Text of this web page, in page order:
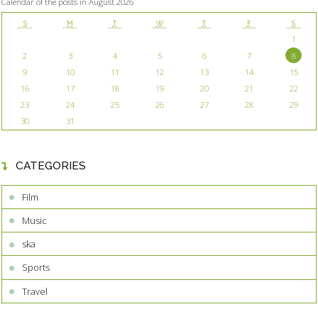
S M T W T F S
1
2
3 4 5 6 7
8
9
10 11 12 13 14
15
16
17 18 19 20 21
22
23
24 25 26 27 28
29
30
31
CATEGORIES
Film
Music
ska
Sports
Travel